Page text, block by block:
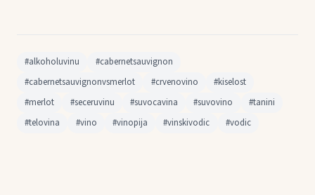
#alkoholuvinu
#cabernetsauvignon
#cabernetsauvignonvsmerlot
#crvenovino
#kiselost
#merlot
#seceruvinu #suvocavina #suvovino
#tanini
#telovina
#vino #vinopija #vinskivodic #vodic